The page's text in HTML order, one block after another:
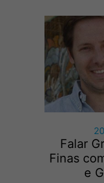
Falar
Finas
e